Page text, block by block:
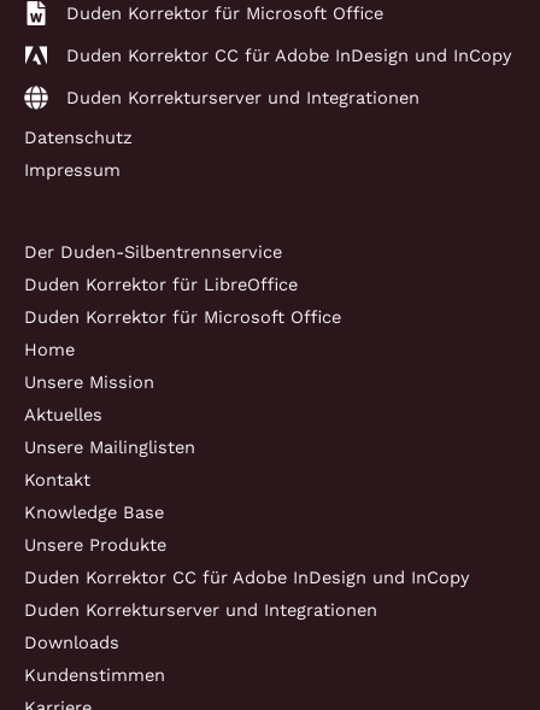
Duden Korrektor für Microsoft Office
Duden Korrektor CC für Adobe InDesign und InCopy
Duden Korrekturserver und Integrationen
Datenschutz
Impressum
Der Duden-Silbentrennservice
Duden Korrektor für LibreOffice
Duden Korrektor für Microsoft Office
Home
Unsere Mission
Aktuelles
Unsere Mailinglisten
Kontakt
Knowledge Base
Unsere Produkte
Duden Korrektor CC für Adobe InDesign und InCopy
Duden Korrekturserver und Integrationen
Downloads
Kundenstimmen